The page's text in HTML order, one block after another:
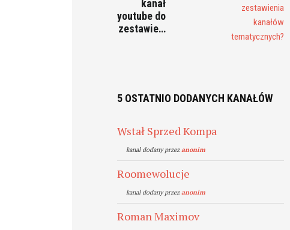
kanał
youtube do
zestawie…
5 OSTATNIO DODANYCH KANAŁÓW
Wstał Sprzed Kompa
kanal dodany przezanonim
Roomewolucje
kanal dodany przezanonim
Roman Maximov